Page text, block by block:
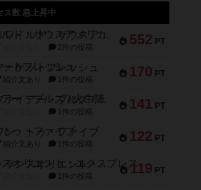
ス数 急上昇中
552 PT
リワイルド：サウスアメリカ
2件の投稿
170 PT
ーケットフレッシュ
紹介文あり 1件の投稿
141 PT
ファイアー・ブルズ / 火牛陣
1件の投稿
122 PT
ン・トゥ・ファイブ
紹介文あり 1件の投稿
119 PT
トランスオリエント・エクスプレス
1件の投稿